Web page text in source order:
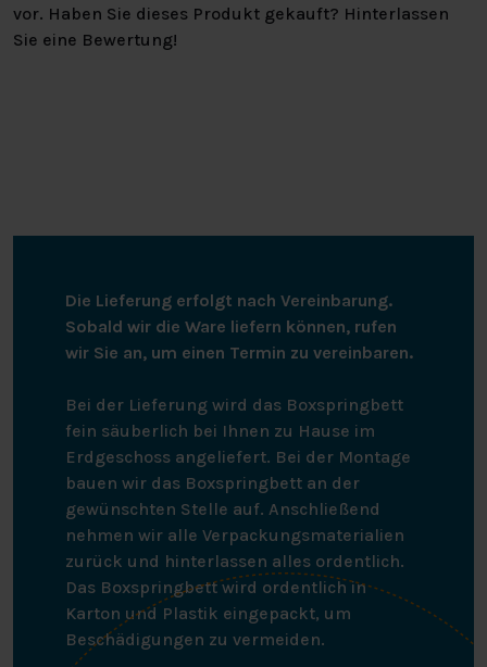
vor. Haben Sie dieses Produkt gekauft? Hinterlassen
Sie eine Bewertung!
Die Lieferung erfolgt nach Vereinbarung.
Sobald wir die Ware liefern können, rufen
wir Sie an, um einen Termin zu vereinbaren.
Bei der Lieferung wird das Boxspringbett
fein säuberlich bei Ihnen zu Hause im
Erdgeschoss angeliefert. Bei der Montage
bauen wir das Boxspringbett an der
gewünschten Stelle auf. Anschließend
nehmen wir alle Verpackungsmaterialien
zurück und hinterlassen alles ordentlich.
Das Boxspringbett wird ordentlich in
Karton und Plastik eingepackt, um
Beschädigungen zu vermeiden.